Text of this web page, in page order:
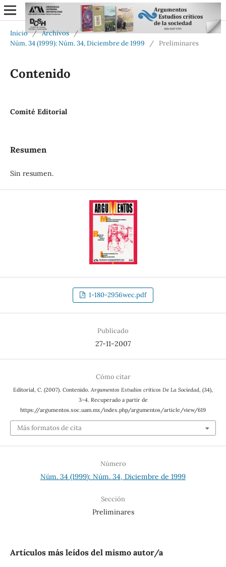
Inicio / Archivos /
Núm. 34 (1999): Núm. 34, Diciembre de 1999
/ Preliminares
Contenido
Comité Editorial
Resumen
Sin resumen.
1-180-2956wec.pdf
Publicado
27-11-2007
Cómo citar
Editorial, C. (2007). Contenido. Argumentos Estudios críticos De La Sociedad, (34),
3–4. Recuperado a partir de
https://argumentos.xoc.uam.mx/index.php/argumentos/article/view/619
Más formatos de cita
Número
Núm. 34 (1999): Núm. 34, Diciembre de 1999
Sección
Preliminares
Artículos más leídos del mismo autor/a